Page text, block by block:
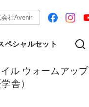
会社Avenir
ペシャルセット
ル ウォームアップ
舎）